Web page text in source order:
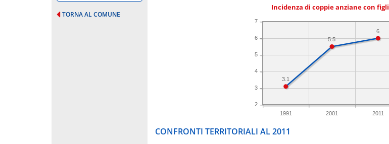
TORNA AL COMUNE
Incidenza di coppie anziane con figli
1991 2001 2011
2
3
4
5
6
7
6
5.5
3.1
CONFRONTI TERRITORIALI AL 2011